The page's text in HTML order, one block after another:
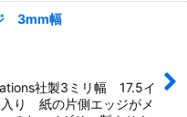
3mm幅
社製3ミリ幅 17.5イ
紙の片側エッジがメ